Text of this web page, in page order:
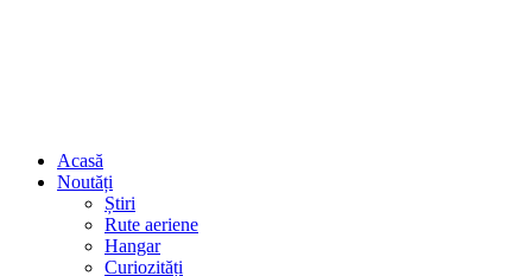
Acasă
Noutăți
Știri
Rute aeriene
Hangar
Curiozități